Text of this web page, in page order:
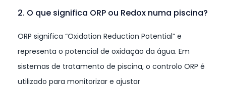
2. O que significa ORP ou Redox numa piscina?
ORP significa “Oxidation Reduction Potential” e
representa o potencial de oxidação da água. Em
sistemas de tratamento de piscina, o controlo ORP é
utilizado para monitorizar e ajustar